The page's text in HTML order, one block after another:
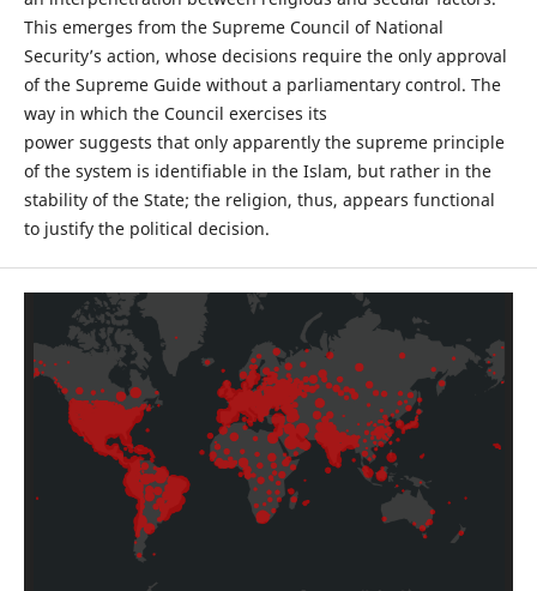
This emerges from the Supreme Council of National
Security’s action, whose decisions require the only approval
of the Supreme Guide without a parliamentary control. The
way in which the Council exercises its
power suggests that only apparently the supreme principle
of the system is identifiable in the Islam, but rather in the
stability of the State; the religion, thus, appears functional
to justify the political decision.